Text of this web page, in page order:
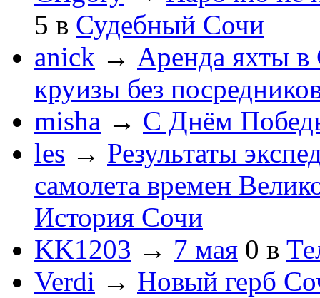
5 в Судебный Сочи
anick → Аренда яхты в
круизы без
misha → С Днём
les → Результаты
самолета времен
История Сочи
KK1203 → 7 мая 0 в
Verdi → Новый герб